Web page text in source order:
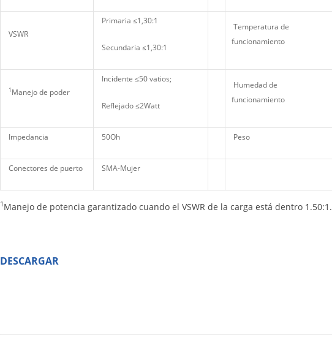
VSWR
Primaria ≤1,30:1
Secundaria ≤1,30:1
Temperatura de
funcionamiento
1 Manejo de poder
Incidente ≤50 vatios;
Reflejado ≤2Watt
Humedad de
funcionamiento
Impedancia 50Oh Peso
Conectores de puerto SMA-Mujer
1 Manejo de potencia garantizado cuando el VSWR de la carga está dentro 1.50:1.
DESCARGAR